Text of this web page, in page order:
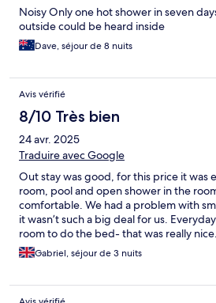
Noisy Only one hot shower in seven
outside could be heard inside
Dave, séjour de 8 nuits
Avis vérifié
8/10 Très bien
24 avr. 2025
Traduire avec Google
Out stay was good, for this price it was
room, pool and open shower in the
comfortable. We had a problem with
it wasn’t such a big deal for us.
room to do the bed- that was really
and the stuff helpful. Keep in mind that
is not with a breakfast Buffet. The staff
should have a breakfast- we never
Gabriel, séjour de 3 nuits